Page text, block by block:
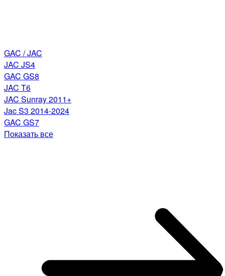
GAC / JAC
JAC JS4
GAC GS8
JAC T6
JAC Sunray 2011+
Jac S3 2014-2024
GAC GS7
Показать все